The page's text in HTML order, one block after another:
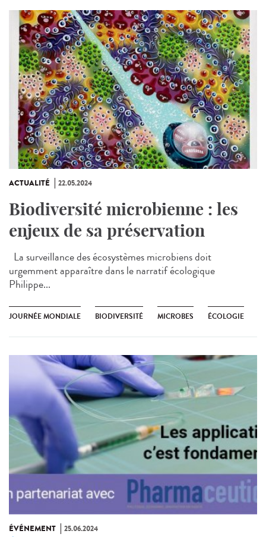
ACTUALITÉ 22.05.2024
Biodiversité microbienne : les
enjeux de sa préservation
La surveillance des écosystèmes microbiens doit
urgemment apparaître dans le narratif écologique
Philippe...
JOURNÉE MONDIALE BIODIVERSITÉ MICROBES ÉCOLOGIE
ÉVÉNEMENT 25.06.2024